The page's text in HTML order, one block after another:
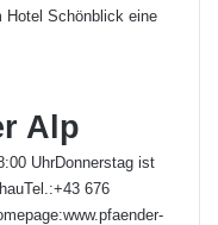
Hotel Schönblick eine
Alp
UhrDonnerstag ist
676